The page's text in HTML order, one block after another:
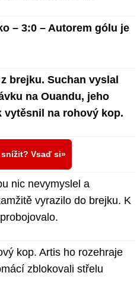
– 3:0 – Autorem gólu je
brejku. Suchan vyslal
na Ouandu, jeho
vytěsnil na rohový kop.
snížit? Vsaď si
nic nevymyslel a
vyrazilo do brejku. K
kop. Artis ho rozehraje
zblokovali střelu